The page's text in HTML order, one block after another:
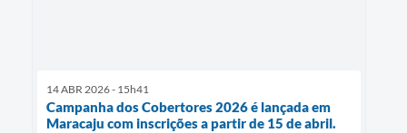
14 ABR 2026 - 15h41
Campanha dos Cobertores 2026 é lançada em
Maracaju com inscrições a partir de 15 de abril.